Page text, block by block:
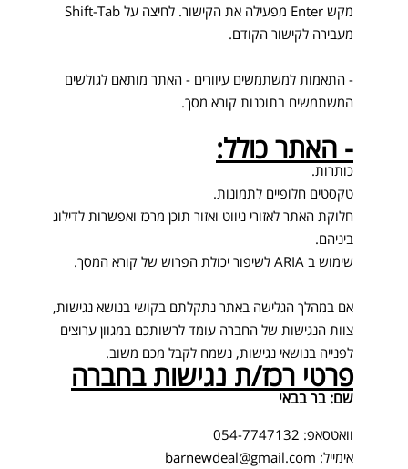
מקש Enter מפעילה את הקישור. לחיצה על Shift-Tab
מעבירה לקישור הקודם.
- התאמות למשתמשים עיוורים - האתר מותאם לגולשים
המשתמשים בתוכנות קורא מסך.
- האתר כולל:
כותרות.
טקסטים חלופיים לתמונות.
חלוקת האתר לאזורי ניווט ואזור תוכן מרכז ואפשרות לדילוג
ביניהם.
שימוש ב ARIA לשיפור יכולת הפרוש של קורא המסך.
אם במהלך הגלישה באתר נתקלתם בקושי בנושא נגישות,
צוות הנגישות של החברה עומד לרשותכם במגוון ערוצים
לפנייה בנושאי נגישות, נשמח לקבל מכם משוב.
פרטי רכז/ת נגישות בחברה
שם: בר בבאי
וואטסאפ: 054-7747132
אימייל: barnewdeal@gmail.com